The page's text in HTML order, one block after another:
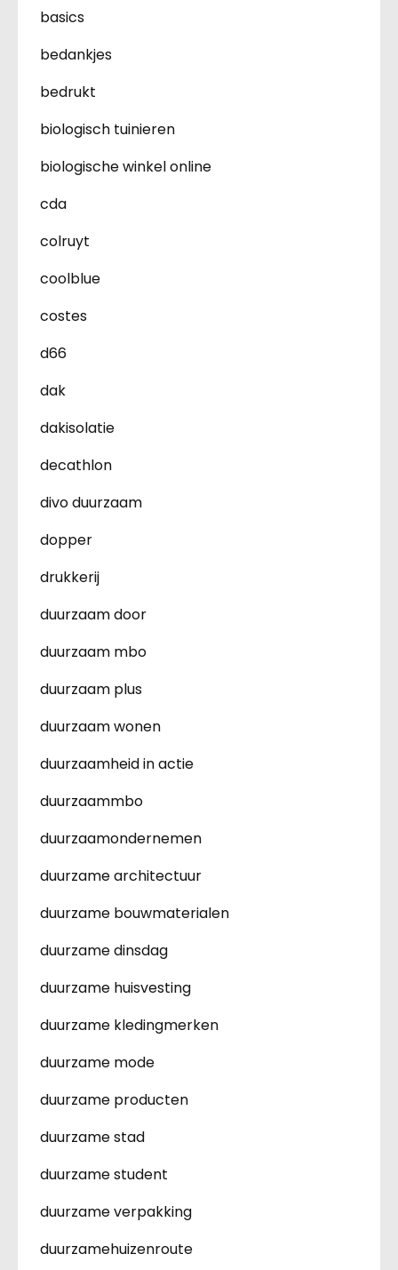
basics
bedankjes
bedrukt
biologisch tuinieren
biologische winkel online
cda
colruyt
coolblue
costes
d66
dak
dakisolatie
decathlon
divo duurzaam
dopper
drukkerij
duurzaam door
duurzaam mbo
duurzaam plus
duurzaam wonen
duurzaamheid in actie
duurzaammbo
duurzaamondernemen
duurzame architectuur
duurzame bouwmaterialen
duurzame dinsdag
duurzame huisvesting
duurzame kledingmerken
duurzame mode
duurzame producten
duurzame stad
duurzame student
duurzame verpakking
duurzamehuizenroute